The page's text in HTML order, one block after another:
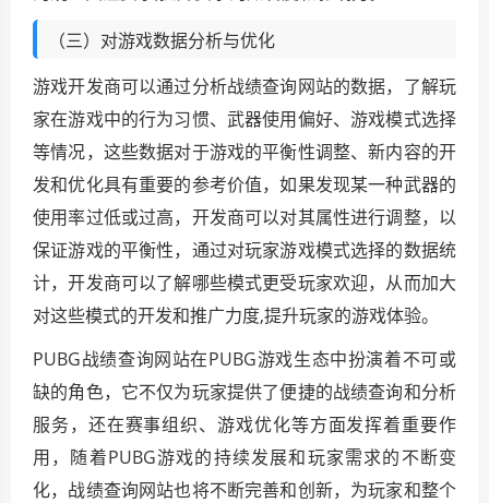
（三）对游戏数据分析与优化
游戏开发商可以通过分析战绩查询网站的数据，了解玩
家在游戏中的行为习惯、武器使用偏好、游戏模式选择
等情况，这些数据对于游戏的平衡性调整、新内容的开
发和优化具有重要的参考价值，如果发现某一种武器的
使用率过低或过高，开发商可以对其属性进行调整，以
保证游戏的平衡性，通过对玩家游戏模式选择的数据统
计，开发商可以了解哪些模式更受玩家欢迎，从而加大
对这些模式的开发和推广力度,提升玩家的游戏体验。
PUBG战绩查询网站在PUBG游戏生态中扮演着不可或
缺的角色，它不仅为玩家提供了便捷的战绩查询和分析
服务，还在赛事组织、游戏优化等方面发挥着重要作
用，随着PUBG游戏的持续发展和玩家需求的不断变
化，战绩查询网站也将不断完善和创新，为玩家和整个